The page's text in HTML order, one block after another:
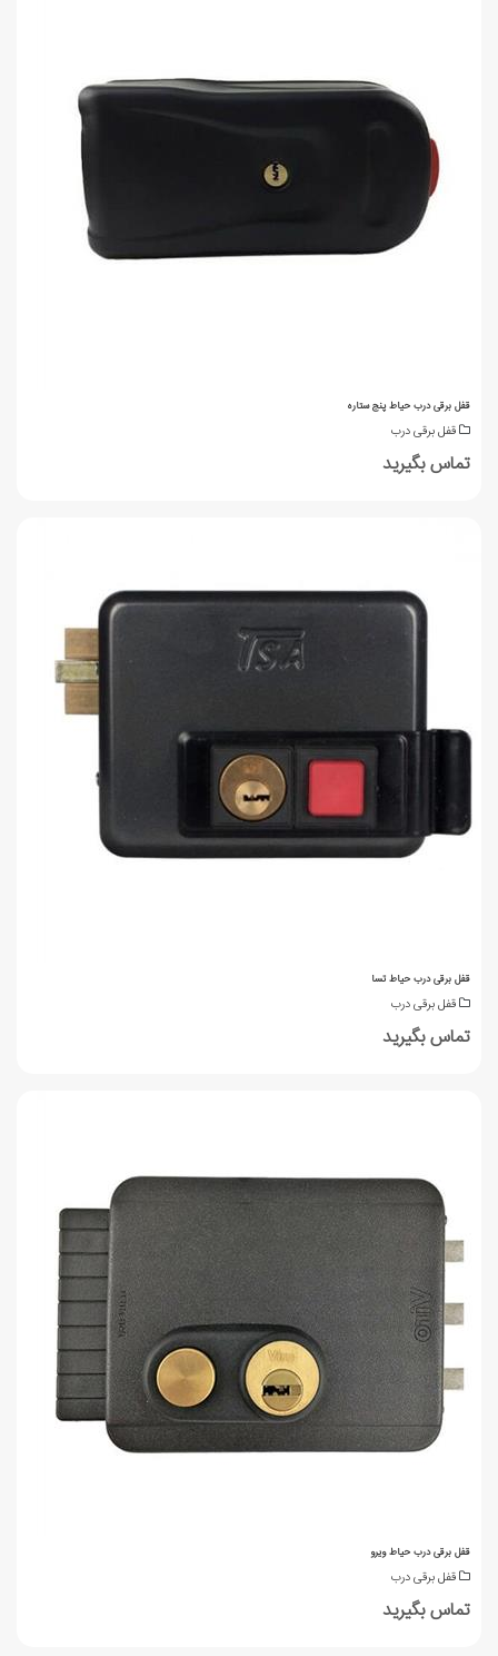
قفل برقی درب حیاط پنج ستاره
قفل برقی درب
تماس بگیرید
قفل برقی درب حیاط تسا
قفل برقی درب
تماس بگیرید
قفل برقی درب حیاط ویرو
قفل برقی درب
تماس بگیرید